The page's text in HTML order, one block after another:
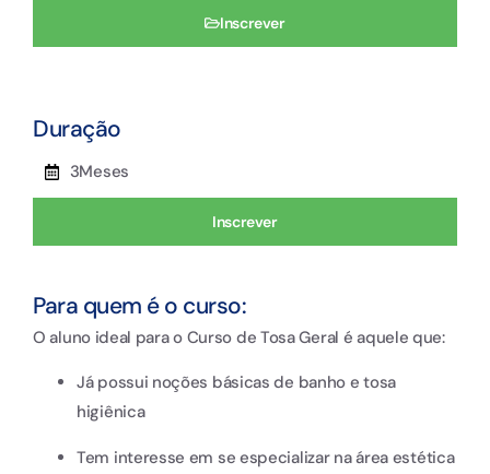
Inscrever
Duração
3Meses
Inscrever
Para quem é o curso:
O aluno ideal para o Curso de Tosa Geral é aquele que:
Já possui noções básicas de banho e tosa
higiênica
Tem interesse em se especializar na área estética